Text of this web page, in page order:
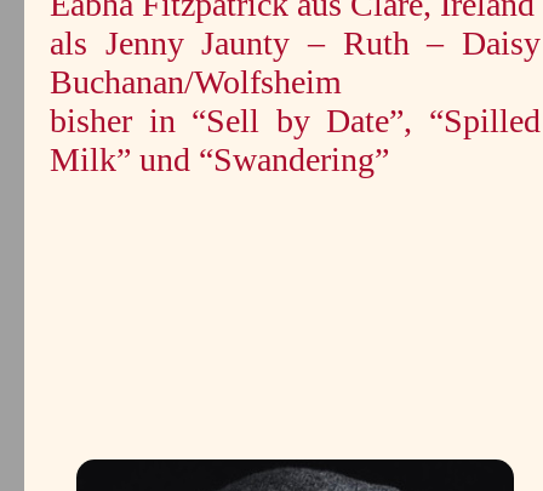
als Jenny Jaunty – Ruth – Daisy
Buchanan/Wolfsheim
bisher in “Sell by Date”, “Spilled
Milk” und “Swandering”